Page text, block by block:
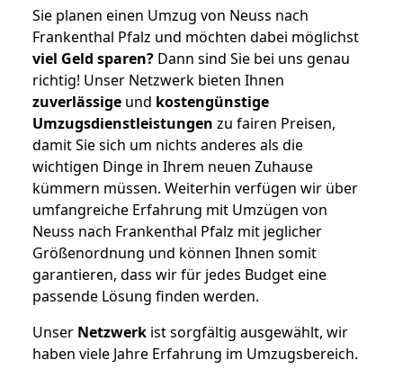
Sie planen einen Umzug von Neuss nach
Frankenthal Pfalz und möchten dabei möglichst
viel Geld sparen? Dann sind Sie bei uns genau
richtig! Unser Netzwerk bieten Ihnen
zuverlässige und kostengünstige
Umzugsdienstleistungen zu fairen Preisen,
damit Sie sich um nichts anderes als die
wichtigen Dinge in Ihrem neuen Zuhause
kümmern müssen. Weiterhin verfügen wir über
umfangreiche Erfahrung mit Umzügen von
Neuss nach Frankenthal Pfalz mit jeglicher
Größenordnung und können Ihnen somit
garantieren, dass wir für jedes Budget eine
passende Lösung finden werden.
Unser Netzwerk ist sorgfältig ausgewählt, wir
haben viele Jahre Erfahrung im Umzugsbereich.